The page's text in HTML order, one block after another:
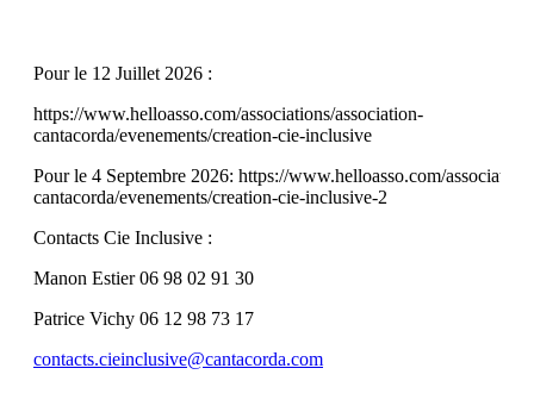
Pour le 12 Juillet 2026 :
https://www.helloasso.com/associations/association-
cantacorda/evenements/creation-cie-inclusive
Pour le 4 Septembre 2026: https://www.helloasso.com/
cantacorda/evenements/creation-cie-inclusive-2
Contacts Cie Inclusive :
Manon Estier 06 98 02 91 30
Patrice Vichy 06 12 98 73 17
contacts.cieinclusive@cantacorda.com